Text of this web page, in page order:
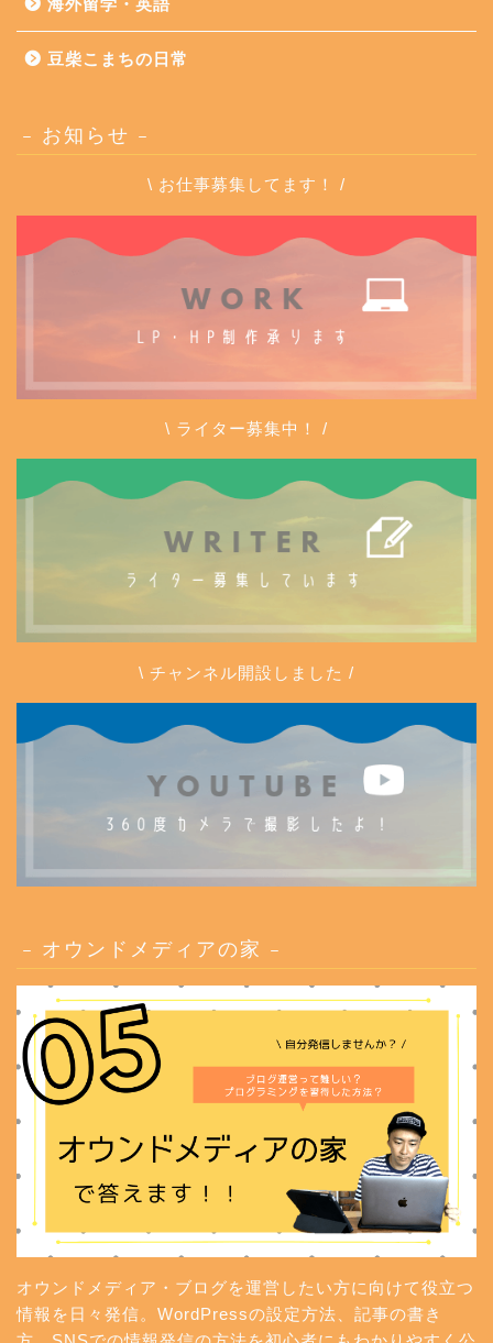
海外留学・英語
豆柴こまちの日常
– お知らせ –
\ お仕事募集してます！ /
\ ライター募集中！ /
\ チャンネル開設しました /
– オウンドメディアの家 –
オウンドメディア・ブログを運営したい方に向けて役立つ
情報を日々発信。WordPressの設定方法、記事の書き